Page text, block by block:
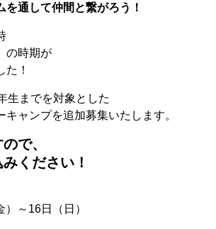
を通して仲間と繋がろう！
の時期が
た！
生までを対象とした
ャンプを追加募集いたします。
で、
ください！
～16日（日）